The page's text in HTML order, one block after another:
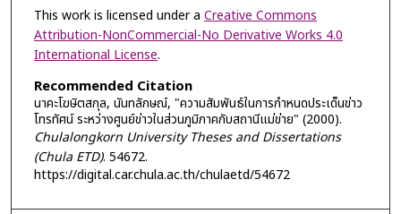
This work is licensed under a Creative Commons
Attribution-NonCommercial-No Derivative Works 4.0
International License.
Recommended Citation
นาคะโฆษิตสกุล, นันทลักษณ์, "ความสัมพันธ์ในการกำหนดประเด็นข่าว
โทรทัศน์ ระหว่างศูนย์ข่าวในส่วนภูมิภาคกับสถานีแม่ข่าย" (2000).
Chulalongkorn University Theses and Dissertations
(Chula ETD). 54672.
https://digital.car.chula.ac.th/chulaetd/54672